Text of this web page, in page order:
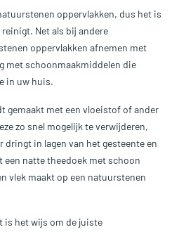
oppervlakken, dus het is
Net als bij andere
oppervlakken afnemen met
met schoonmaakmiddelen die
in uw huis.
gemaakt met een vloeistof of ander
zo snel mogelijk te verwijderen,
in lagen van het gesteente en
een natte theedoek met schoon
vlek maakt op een natuurstenen
is het wijs om de juiste